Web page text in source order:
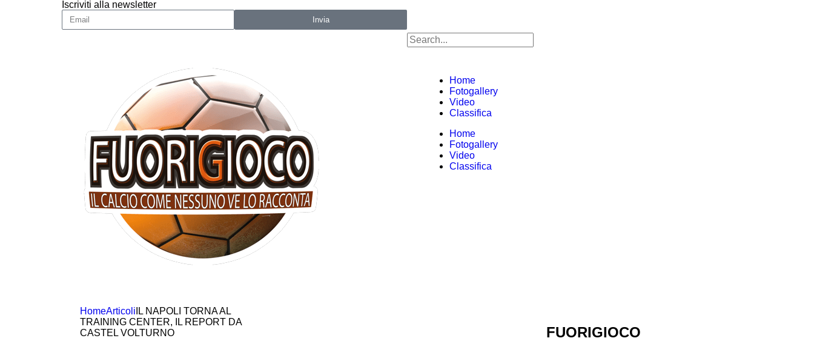
Iscriviti alla newsletter
Invia
Home
Fotogallery
Video
Classifica
Home
Fotogallery
Video
Classifica
HomeArticoli IL NAPOLI TORNA AL
TRAINING CENTER, IL REPORT DA
CASTEL VOLTURNO
FUORIGIOCO